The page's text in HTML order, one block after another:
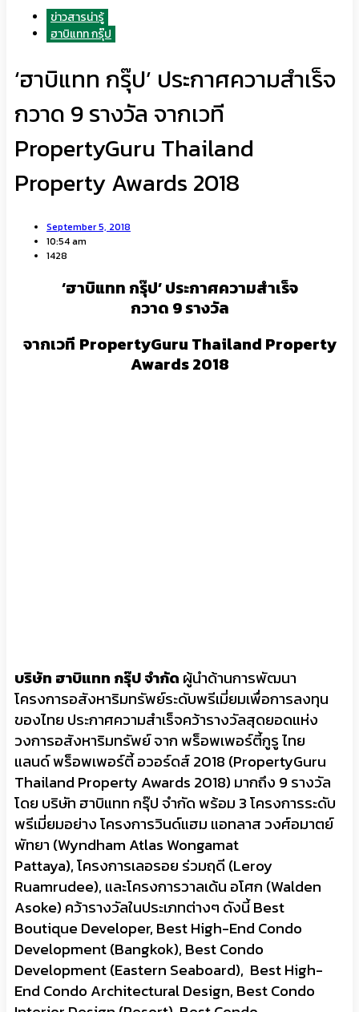
ข่าวสารน่ารู้
ฮาบิแทท กรุ๊ป
‘ฮาบิแทท กรุ๊ป’ ประกาศความสำเร็จ
กวาด 9 รางวัล จากเวที
PropertyGuru Thailand
Property Awards 2018
September 5, 2018
10:54 am
1428
‘ฮาบิแทท กรุ๊ป’ ประกาศความสำเร็จ
กวาด 9 รางวัล
จากเวที PropertyGuru Thailand Property
Awards 2018
บริษัท ฮาบิแทท กรุ๊ป จำกัด ผู้นำด้านการพัฒนา
โครงการอสังหาริมทรัพย์ระดับพรีเมี่ยมเพื่อการลงทุน
ของไทย ประกาศความสำเร็จคว้ารางวัลสุดยอดแห่ง
วงการอสังหาริมทรัพย์ จาก พร็อพเพอร์ตี้กูรู ไทย
แลนด์พร็อพเพอร์ตี้ อวอร์ดส์ 2018 (PropertyGuru
Thailand Property Awards 2018) มากถึง 9 รางวัล
โดย บริษัท ฮาบิแทท กรุ๊ป จำกัด พร้อม 3 โครงการระดับ
พรีเมี่ยมอย่าง โครงการวินด์แฮม แอทลาส วงศ์อมาตย์
พัทยา (Wyndham Atlas Wongamat
Pattaya), โครงการเลอรอย ร่วมฤดี (Leroy
Ruamrudee), และโครงการวาลเด้น อโศก (Walden
Asoke) คว้ารางวัลในประเภทต่างๆ ดังนี้ Best
Boutique Developer, Best High-End Condo
Development (Bangkok), Best Condo
Development (Eastern Seaboard), Best High-
End Condo Architectural Design, Best Condo